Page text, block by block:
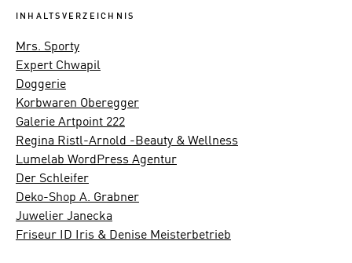
INHALTSVERZEICHNIS
Mrs. Sporty
Expert Chwapil
Doggerie
Korbwaren Oberegger
Galerie Artpoint 222
Regina Ristl-Arnold -Beauty & Wellness
Lumelab WordPress Agentur
Der Schleifer
Deko-Shop A. Grabner
Juwelier Janecka
Friseur ID Iris & Denise Meisterbetrieb